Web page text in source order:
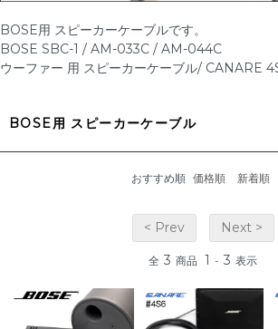
BOSE用 スピーカーケーブルです。
BOSE SBC-1 / AM-033C / AM-044C
ウーファー 用 スピーカーケーブル/ CANARE
BOSE用 スピーカーケーブル
おすすめ順 価格順 新着順
< Prev Next >
全 3 商品 1 - 3 表示